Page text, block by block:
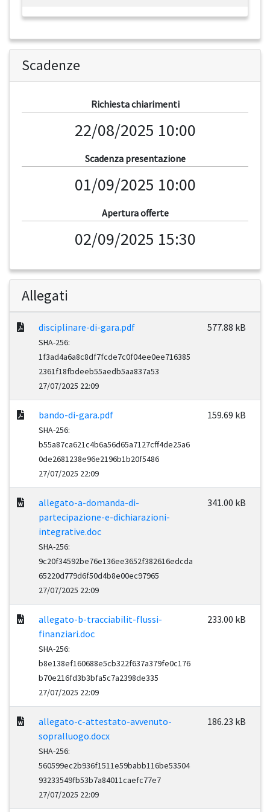
Scadenze
Richiesta chiarimenti
22/08/2025 10:00
Scadenza presentazione
01/09/2025 10:00
Apertura offerte
02/09/2025 15:30
Allegati
disciplinare-di-gara.pdf
SHA-256:
1f3ad4a6a8c8df7fcde7c0f04ee0ee716385
2361f18fbdeeb55aedb5aa837a53
27/07/2025 22:09
577.88 kB
bando-di-gara.pdf
SHA-256:
b55a87ca621c4b6a56d65a7127cff4de25a6
0de2681238e96e2196b1b20f5486
27/07/2025 22:09
159.69 kB
allegato-a-domanda-di-
partecipazione-e-dichiarazioni-
integrative.doc
SHA-256:
9c20f34592be76e136ee3652f382616edcda
65220d779d6f50d4b8e00ec97965
27/07/2025 22:09
341.00 kB
allegato-b-tracciabilit-flussi-
finanziari.doc
SHA-256:
b8e138ef160688e5cb322f637a379fe0c176
b70e216fd3b3bfa5c7a2398de335
27/07/2025 22:09
233.00 kB
allegato-c-attestato-avvenuto-
sopralluogo.docx
SHA-256:
560599ec2b936f1511e59babb116be53504
93233549fb53b7a84011caefc77e7
27/07/2025 22:09
186.23 kB